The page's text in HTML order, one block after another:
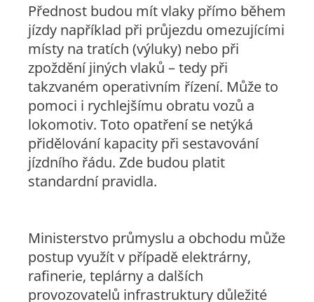
Přednost budou mít vlaky přímo během
jízdy například při průjezdu omezujícími
místy na tratích (výluky) nebo při
zpoždění jiných vlaků – tedy při
takzvaném operativním řízení. Může to
pomoci i rychlejšímu obratu vozů a
lokomotiv. Toto opatření se netýká
přidělování kapacity při sestavování
jízdního řádu. Zde budou platit
standardní pravidla.
Ministerstvo průmyslu a obchodu může
postup využít v případě elektrárny,
rafinerie, teplárny a dalších
provozovatelů infrastruktury důležité